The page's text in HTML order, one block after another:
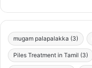
mugam palapalakka (3)
Piles Treatment in Tamil (3)